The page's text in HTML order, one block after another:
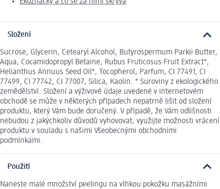
Složení
Sucrose, Glycerin, Cetearyl Alcohol, Butyrospermum Parkii Butter,
Aqua, Cocamidopropyl Betaine, Rubus Fruticosus Fruit Extract*,
Helianthus Annuus Seed Oil*, Tocopherol, Parfum, CI 77491, CI
77499, CI 77742, CI 77007, Silica, Kaolin. * Suroviny z ekologického
zemědělství. Složení a výživové údaje uvedené v internetovém
obchodě se může v některých případech nepatrně lišit od složení
produktu, který Vám bude doručený. V případě, že Vám odlišnosti
nebudou z jakýchkoliv důvodů vyhovovat, využijte možnosti vrácení
produktu v souladu s našimi Všeobecnými obchodními
podmínkami.
Použití
Naneste malé množství peelingu na vlhkou pokožku masážními